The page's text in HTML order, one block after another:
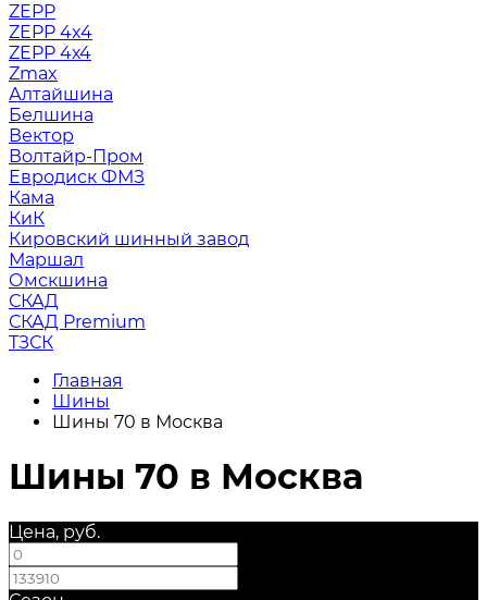
ZEPP
ZEPP 4x4
ZEPP 4х4
Zmax
Алтайшина
Белшина
Вектор
Волтайр-Пром
Евродиск ФМЗ
Кама
КиК
Кировский шинный завод
Маршал
Омскшина
СКАД
СКАД Premium
ТЗСК
Главная
Шины
Шины 70 в Москва
Шины 70 в Москва
Цена, руб.